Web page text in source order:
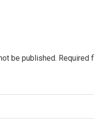
be published. Required